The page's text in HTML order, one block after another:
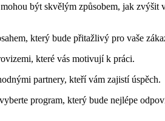
být skvělým způsobem, jak
který bude přitažlivý pro vaše
které vás motivují k práci.
partnery, kteří vám zajistí úspěch.
program, který bude nejlépe